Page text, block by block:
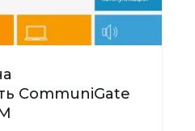
CommuniGate